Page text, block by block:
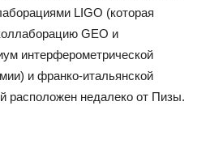
LIGO (которая
GEO и
интерферометрической
и франко-итальянской
расположен недалеко от Пизы.